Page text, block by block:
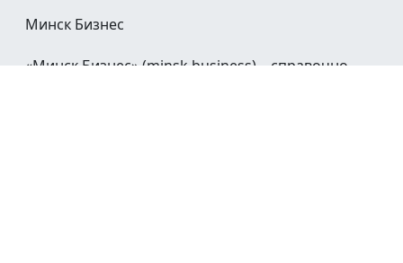
Минск Бизнес
«Минск Бизнес» (minsk.business) – справочно-